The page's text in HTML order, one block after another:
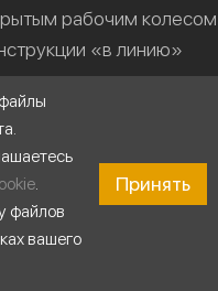
рабочим колесом
«в линию»
насосы
.
файлов
вашего
Принять